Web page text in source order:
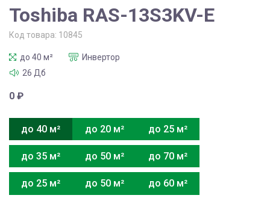
Toshiba RAS-13S3KV-E
Код товара: 10845
до 40 м²
Инвертор
26 Дб
0 ₽
до 40 м² до 20 м² до 25 м²
до 35 м² до 50 м² до 70 м²
до 25 м² до 50 м² до 60 м²